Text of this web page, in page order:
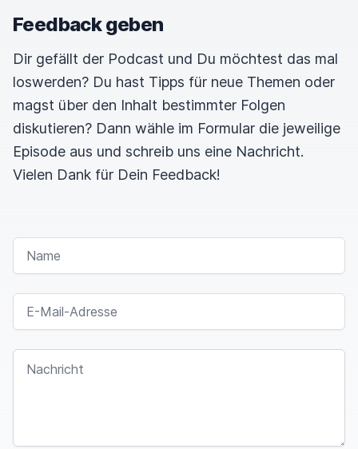
Feedback geben
Dir gefällt der Podcast und Du möchtest das mal
loswerden? Du hast Tipps für neue Themen oder
magst über den Inhalt bestimmter Folgen
diskutieren? Dann wähle im Formular die jeweilige
Episode aus und schreib uns eine Nachricht.
Vielen Dank für Dein Feedback!
NAME
E-MAIL-ADRESSE
NACHRICHT